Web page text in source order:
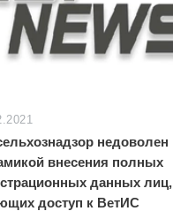
недоволен
внесения полных
данных лиц,
доступ к ВетИС